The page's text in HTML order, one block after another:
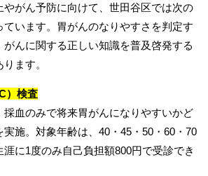
やがん予防に向けて、世田谷区では次の
ています。胃がんのなりやすさを判定す
がんに関する正しい知識を普及啓発する
ます。
）検査
採血のみで将来胃がんになりやすいかど
実施。対象年齢は、40・45・50・60・70
に1度のみ自己負担額800円で受診でき